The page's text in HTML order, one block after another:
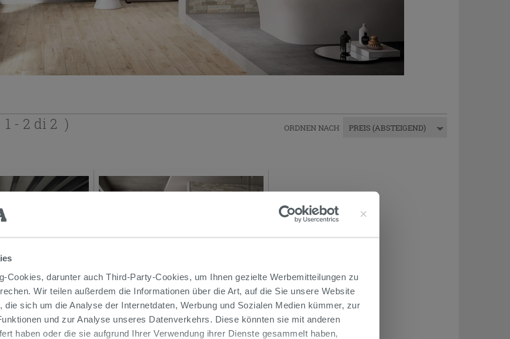
Cookies, darunter auch Third-Party-Cookies, um Ihnen gezielte Werbemitteilungen zu
Wir teilen außerdem die Informationen über die Art, auf die Sie unsere Website
die sich um die Analyse der Internetdaten, Werbung und Sozialen Medien kümmer, zur
und zur Analyse unseres Datenverkehrs. Diese könnten sie mit anderen
haben oder die sie aufgrund Ihrer Verwendung ihrer Dienste gesammelt haben,
1 - 2 di 2 ) ORDNEN NACH: PREIS (ABSTEIGEND)
7,5X38,5
Weiss
Wandfliese Artrock Mix 7,5X38,5
Feinsteinzeug Steinmaueroptik